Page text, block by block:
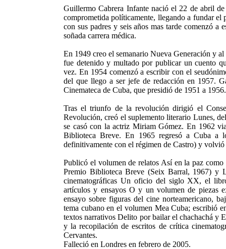
Guillermo Cabrera Infante nació el 22 de abril
comprometida políticamente, llegando a fundar
con sus padres y seis años mas tarde comenzó
soñada carrera médica.
En 1949 creo el semanario Nueva Generación y
fue detenido y multado por publicar un cuento
vez. En 1954 comenzó a escribir con el
del que llego a ser jefe de redacción en 1957.
Cinemateca de Cuba, que presidió de 1951 a 1956.
Tras el triunfo de la revolución dirigió el
Revolución, creó el suplemento literario Lunes,
se casó con la actriz Miriam Gómez. En 1962
Biblioteca Breve. En 1965 regresó a Cuba a
definitivamente con el régimen de Castro) y volvió
Publicó el volumen de relatos Así en la paz
Premio Biblioteca Breve (Seix Barral, 1967) y
cinematográficas Un oficio del siglo XX, el
artículos y ensayos O y un volumen de piezas
ensayo sobre figuras del cine norteamericano,
tema cubano en el volumen Mea Cuba; escribió
textos narrativos Delito por bailar el chachachá y
y la recopilación de escritos de crítica
Cervantes.
Falleció en Londres en febrero de 2005.